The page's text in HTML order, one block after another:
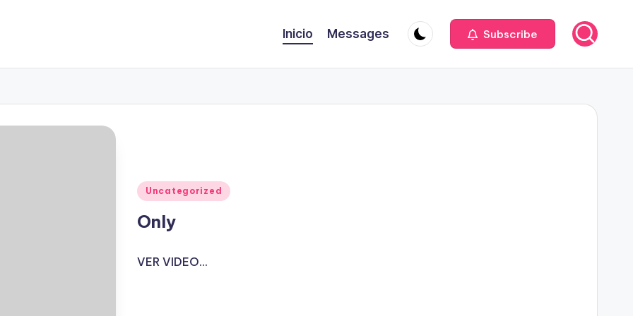
Inicio Messages Subscribe
Publicado
Uncategorized
Only
VER VIDEO...